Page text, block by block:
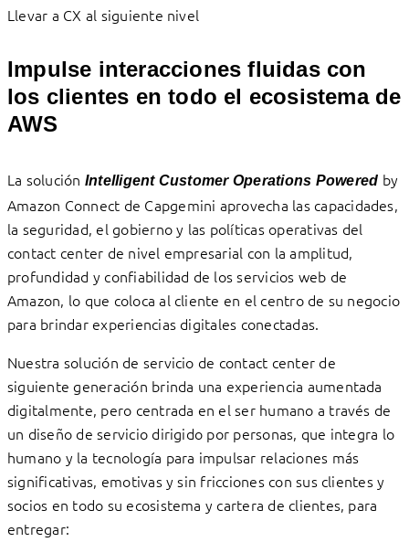
Llevar a CX al siguiente nivel
Impulse interacciones fluidas con
los clientes en todo el ecosistema de
AWS
La solución Intelligent Customer Operations Powered by
Amazon Connect de Capgemini aprovecha las capacidades,
la seguridad, el gobierno y las políticas operativas del
contact center de nivel empresarial con la amplitud,
profundidad y confiabilidad de los servicios web de
Amazon, lo que coloca al cliente en el centro de su negocio
para brindar experiencias digitales conectadas.
Nuestra solución de servicio de contact center de
siguiente generación brinda una experiencia aumentada
digitalmente, pero centrada en el ser humano a través de
un diseño de servicio dirigido por personas, que integra lo
humano y la tecnología para impulsar relaciones más
significativas, emotivas y sin fricciones con sus clientes y
socios en todo su ecosistema y cartera de clientes, para
entregar: